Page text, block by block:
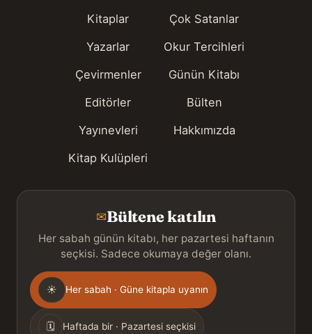
Kitaplar
Yazarlar
Çevirmenler
Editörler
Yayınevleri
Kitap Kulüpleri
Çok Satanlar
Okur Tercihleri
Günün Kitabı
Bülten
Hakkımızda
✉Bültene katılın
Her sabah günün kitabı, her pazartesi haftanın
seçkisi. Sadece okumaya değer olanı.
Gönderim
sıklığı
☀ Her sabah · Güne kitapla uyanın
🗓 Haftada bir · Pazartesi seçkisi